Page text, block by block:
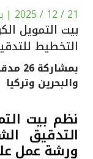
الاستثمار
القنوات
خدمات ما
21 / 12 / 2025
|
بيت التمويل
التخطيط
والبحرين وتركيا
نظم بيت
التدقيق
ورشة عمل